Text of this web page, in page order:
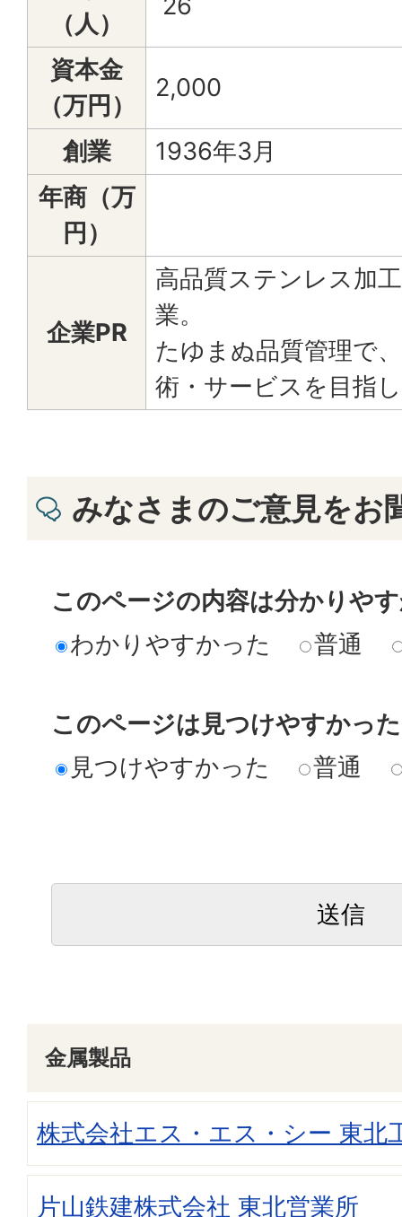
（人）
資本金
（万円）
2,000
創業
1936年3月
年商（万
円）
企業PR
高品質ステンレス加
業。
たゆまぬ品質管理で
術・サービスを目指
みなさまのご意見をお
このページの内容は分かりや
わかりやすかった
普通
このページは見つけやすかっ
見つけやすかった
普通
金属製品
株式会社エス・エス・シー 東北
片山鉄建株式会社 東北営業所